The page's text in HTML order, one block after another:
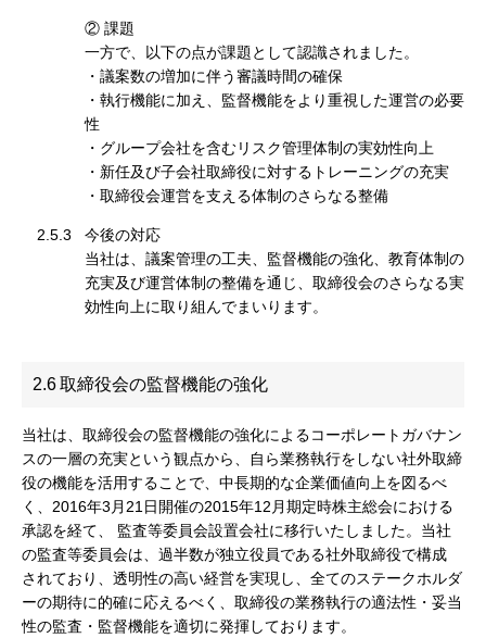
② 課題
一方で、以下の点が課題として認識されました。
・議案数の増加に伴う審議時間の確保
・執行機能に加え、監督機能をより重視した運営の必要
性
・グループ会社を含むリスク管理体制の実効性向上
・新任及び子会社取締役に対するトレーニングの充実
・取締役会運営を支える体制のさらなる整備
2.5.3
今後の対応
当社は、議案管理の工夫、監督機能の強化、教育体制の
充実及び運営体制の整備を通じ、取締役会のさらなる実
効性向上に取り組んでまいります。
2.6取締役会の監督機能の強化
当社は、取締役会の監督機能の強化によるコーポレートガバナン
スの一層の充実という観点から、自ら業務執行をしない社外取締
役の機能を活用することで、中長期的な企業価値向上を図るべ
く、2016年3月21日開催の2015年12月期定時株主総会における
承認を経て、 監査等委員会設置会社に移行いたしました。当社
の監査等委員会は、過半数が独立役員である社外取締役で構成
されており、透明性の高い経営を実現し、全てのステークホルダ
ーの期待に的確に応えるべく、取締役の業務執行の適法性・妥当
性の監査・監督機能を適切に発揮しております。